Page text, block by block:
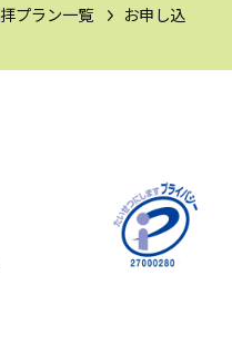
プラン一覧
お申し込